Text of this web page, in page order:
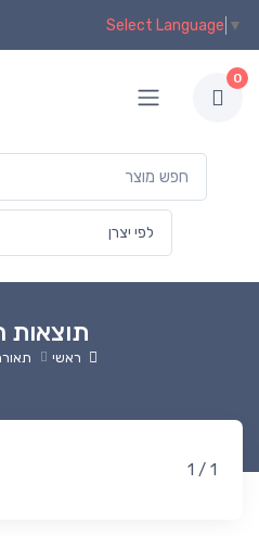
Select Language ▼
0
תוצאות
ראשי
1 / 1